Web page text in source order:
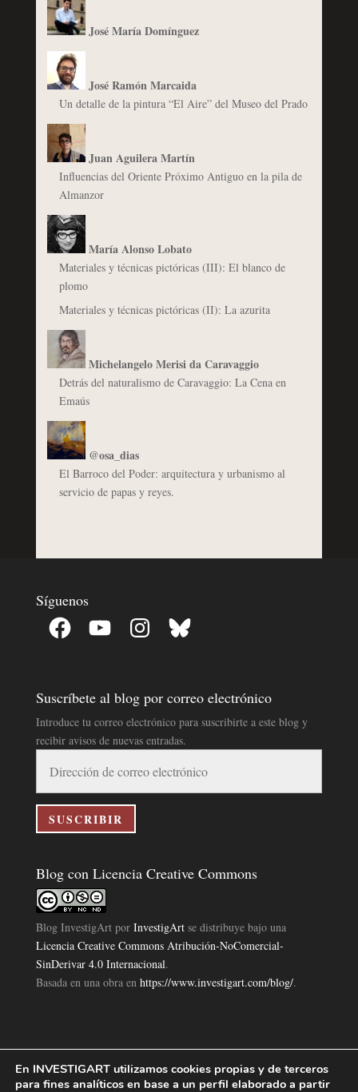
José María Domínguez
José Ramón Marcaida
Un detalle de la pintura “El Aire” del Museo del Prado
Juan Aguilera Martín
Influencias del Oriente Próximo Antiguo en la pila de
Almanzor
María Alonso Lobato
Materiales y técnicas pictóricas (III): El blanco de
plomo
Materiales y técnicas pictóricas (II): La azurita
Michelangelo Merisi da Caravaggio
Detrás del naturalismo de Caravaggio: La Cena en
Emaús
@osa_dias
El Barroco del Poder: arquitectura y urbanismo al
servicio de papas y reyes.
Síguenos
Facebook YouTube InstagramBluesky
Suscríbete al blog por correo electrónico
Introduce tu correo electrónico para suscribirte a este blog y
recibir avisos de nuevas entradas.
correo
electrónico
SUSCRIBIR
Blog con Licencia Creative Commons
Blog InvestigArtpor InvestigArtse distribuye bajo una
Licencia Creative Commons Atribución-NoComercial-
SinDerivar 4.0 Internacional.
Basada en una obra en https://www.investigart.com/blog/.
Política de Privacidad|Aviso Legal|Política de Cookies|
En INVESTIGART utilizamos cookies propias y de terceros
para fines analíticos en base a un perfil elaborado a partir